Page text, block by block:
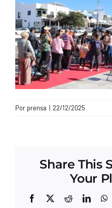
CONTACTO
Por prensa | 22/12/2025
Share This
Your
Facebook
X Reddit